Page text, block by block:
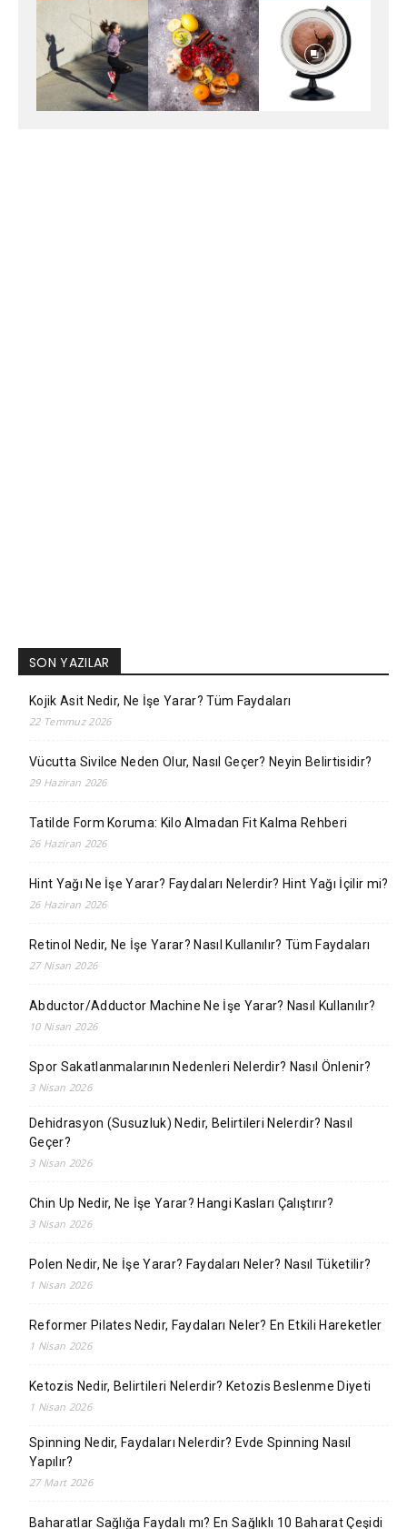
SON YAZILAR
Kojik Asit Nedir, Ne İşe Yarar? Tüm Faydaları
22 Temmuz 2026
Vücutta Sivilce Neden Olur, Nasıl Geçer? Neyin Belirtisidir?
29 Haziran 2026
Tatilde Form Koruma: Kilo Almadan Fit Kalma Rehberi
26 Haziran 2026
Hint Yağı Ne İşe Yarar? Faydaları Nelerdir? Hint Yağı İçilir mi?
26 Haziran 2026
Retinol Nedir, Ne İşe Yarar? Nasıl Kullanılır? Tüm Faydaları
27 Nisan 2026
Abductor/Adductor Machine Ne İşe Yarar? Nasıl Kullanılır?
10 Nisan 2026
Spor Sakatlanmalarının Nedenleri Nelerdir? Nasıl Önlenir?
3 Nisan 2026
Dehidrasyon (Susuzluk) Nedir, Belirtileri Nelerdir? Nasıl
Geçer?
3 Nisan 2026
Chin Up Nedir, Ne İşe Yarar? Hangi Kasları Çalıştırır?
3 Nisan 2026
Polen Nedir, Ne İşe Yarar? Faydaları Neler? Nasıl Tüketilir?
1 Nisan 2026
Reformer Pilates Nedir, Faydaları Neler? En Etkili Hareketler
1 Nisan 2026
Ketozis Nedir, Belirtileri Nelerdir? Ketozis Beslenme Diyeti
1 Nisan 2026
Spinning Nedir, Faydaları Nelerdir? Evde Spinning Nasıl
Yapılır?
27 Mart 2026
Baharatlar Sağlığa Faydalı mı? En Sağlıklı 10 Baharat Çeşidi